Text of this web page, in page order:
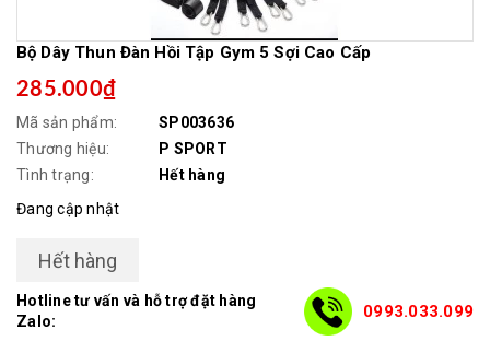
Bộ Dây Thun Đàn Hồi Tập Gym 5 Sợi Cao Cấp
285.000₫
Mã sản phẩm:
SP003636
Thương hiệu:
P SPORT
Tình trạng:
Hết hàng
Đang cập nhật
Hết hàng
Hotline tư vấn và hỗ trợ đặt hàng
Zalo:
0993.033.099